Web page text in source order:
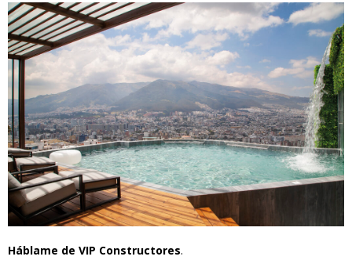
Háblame de VIP Constructores.